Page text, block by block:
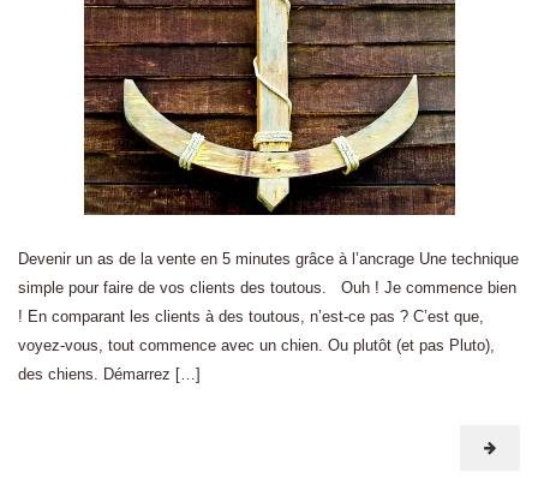
Devenir un as de la vente en 5 minutes grâce à l’ancrage Une technique
simple pour faire de vos clients des toutous. Ouh ! Je commence bien
! En comparant les clients à des toutous, n’est-ce pas ? C’est que,
voyez-vous, tout commence avec un chien. Ou plutôt (et pas Pluto),
des chiens. Démarrez […]